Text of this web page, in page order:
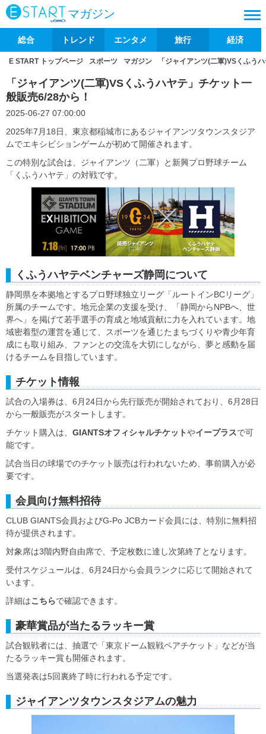
マガジン
総合 トレンド エンタメ 旅行 経済
E START トップページ スポーツ マガジン 「ジャイアンツ(二軍)VSくふう
「ジャイアンツ(二軍)VSくふうハヤテ」チケット一
般販売6/28から！
2025-06-27 07:00:00
2025年7月18日、東京都稲城市にあるジャイアンツタウンスタジア
ムでエキシビションゲームが初めて開催されます。
この特別な試合は、ジャイアンツ（二軍）と新興プロ野球チーム
「くふうハヤテ」の対戦です。
くふうハヤテベンチャーズ静岡について
静岡県を本拠地とするプロ野球独立リーグ「ルートインBCリーグ」
所属のチームです。地元企業の支援を受け、「静岡からNPBへ、世
界へ」を掲げて若手選手の育成と地域貢献に力を入れています。地
域密着型の運営を通じて、スポーツを通じたまちづくりや青少年育
成にも取り組み、ファンとの交流を大切にしながら、夢と感動を届
けるチームを目指しています。
チケット情報
試合の入場券は、6月24日から先行販売が開始されており、6月28日
から一般販売がスタートします。
チケット購入は、 GIANTSオフィシャルチケットやイープラスで可
能です。
試合当日の球場でのチケット販売は行われないため、事前購入が必
要です。
会員向け無料招待
CLUB GIANTS会員およびG-Po JCBカード会員には、特別に無料招
待が提供されます。
対象席は3階内野自由席で、予定枚数に達し次第終了となります。
受付スケジュールは、6月24日から会員ランクに応じて開始されて
います。
詳細はこちらで確認できます。
豪華賞品が当たるラッキー賞
試合観戦者には、抽選で「東京ドーム観戦ペアチケット」などが当
たるラッキー賞も開催されます。
当選発表は5回裏終了時に行われる予定です。
ジャイアンツタウンスタジアムの魅力